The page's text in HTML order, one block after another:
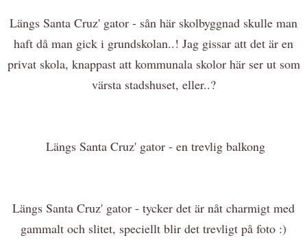
Längs Santa Cruz' gator - sån här skolbyggnad skulle man
haft då man gick i grundskolan..! Jag gissar att det är en
privat skola, knappast att kommunala skolor här ser ut som
värsta stadshuset, eller..?
Längs Santa Cruz' gator - en trevlig balkong
Längs Santa Cruz' gator - tycker det är nåt charmigt med
gammalt och slitet, speciellt blir det trevligt på foto :)